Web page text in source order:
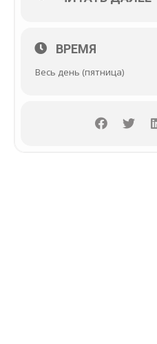
ВРЕМЯ
Весь день (пятница)